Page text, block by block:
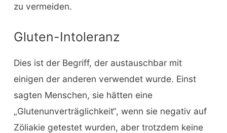
zu vermeiden.
Gluten-Intoleranz
Dies ist der Begriff, der austauschbar mit
einigen der anderen verwendet wurde. Einst
sagten Menschen, sie hätten eine
„Glutenunverträglichkeit“, wenn sie negativ auf
Zöliakie getestet wurden, aber trotzdem keine